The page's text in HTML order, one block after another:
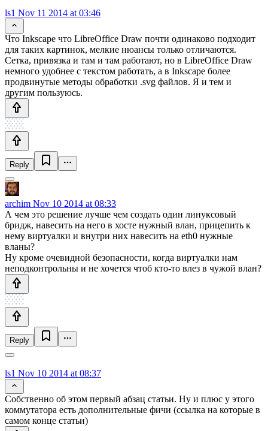
ls1 Nov 11 2014 at 03:46
Что Inkscape что LibreOffice Draw почти одинаково подходит
для таких картинок, мелкие нюансы только отличаются.
Сетка, привязка и там и там работают, но в LibreOffice Draw
немного удобнее с текстом работать, а в Inkscape более
продвинутые методы обработки .svg файлов. Я и тем и
другим пользуюсь.
Reply
archim Nov 10 2014 at 08:33
А чем это решение лучше чем создать один линуксовый
бридж, навесить на него в хосте нужный влан, прицепить к
нему виртуалки и внутри них навесить на eth0 нужные
вланы?
Ну кроме очевидной безопасности, когда виртуалки нам
неподконтрольны и не хочется чтоб кто-то влез в чужой влан?
Reply
ls1 Nov 10 2014 at 08:37
Собственно об этом первый абзац статьи. Ну и плюс у этого
коммутатора есть дополнительные фичи (ссылка на которые в
самом конце статьи)